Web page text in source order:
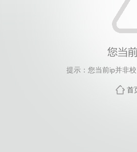
提示：您当前ip并非
首